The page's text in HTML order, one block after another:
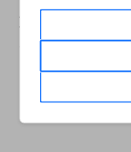
Intelligenza
automazioni
lavoriamo